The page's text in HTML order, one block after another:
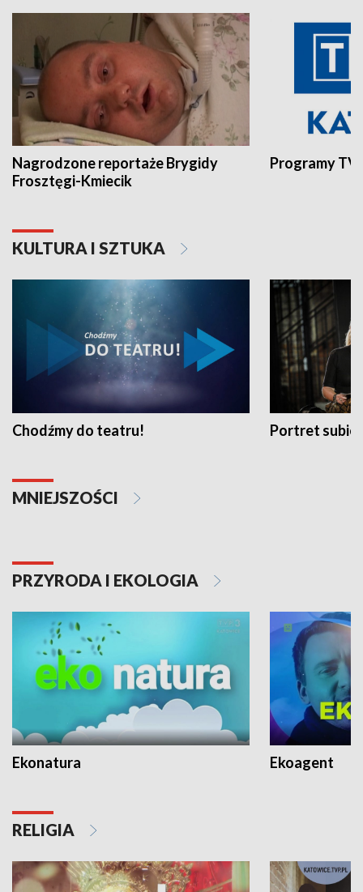
Nagrodzone reportaże Brygidy
Frosztęgi-Kmiecik
Programy
KULTURA I SZTUKA
Chodźmy do teatru! Portret
MNIEJSZOŚCI
PRZYRODA I EKOLOGIA
Ekonatura Ekoagent
RELIGIA